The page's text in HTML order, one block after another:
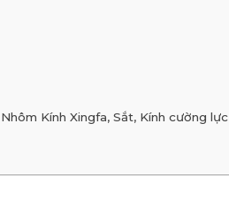
Kính Xingfa, Sắt, Kính cường